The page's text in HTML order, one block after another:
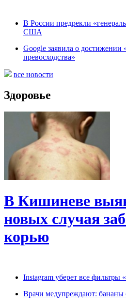
В России предрекли
США
Google заявила о достижении
превосходства»
все новости
Здоровье
В Кишиневе
новых случая
корью
Instagram уберет все фильтры
Врачи медупреждают: бананы